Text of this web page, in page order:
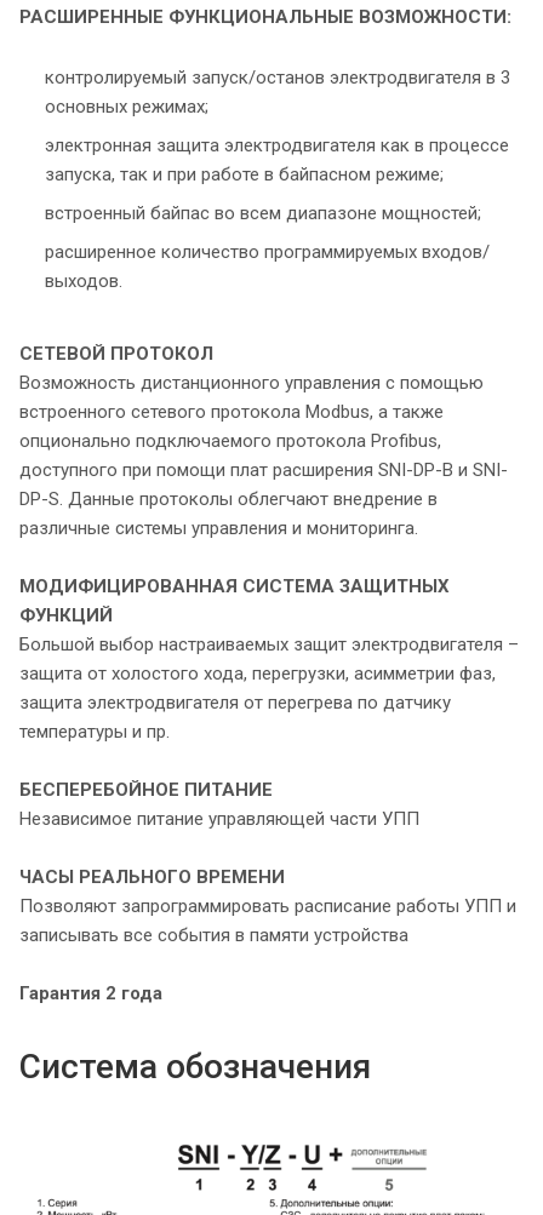
РАСШИРЕННЫЕ ФУНКЦИОНАЛЬНЫЕ ВОЗМОЖНОСТИ:
контролируемый запуск/останов электродвигателя в 3
основных режимах;
электронная защита электродвигателя как в процессе
запуска, так и при работе в байпасном режиме;
встроенный байпас во всем диапазоне мощностей;
расширенное количество программируемых входов/
выходов.
СЕТЕВОЙ ПРОТОКОЛ
Возможность дистанционного управления с помощью
встроенного сетевого протокола Modbus, а также
опционально подключаемого протокола Profibus,
доступного при помощи плат расширения SNI-DP-B и SNI-
DP-S. Данные протоколы облегчают внедрение в
различные системы управления и мониторинга.
МОДИФИЦИРОВАННАЯ СИСТЕМА ЗАЩИТНЫХ
ФУНКЦИЙ
Большой выбор настраиваемых защит электродвигателя –
защита от холостого хода, перегрузки, асимметрии фаз,
защита электродвигателя от перегрева по датчику
температуры и пр.
БЕСПЕРЕБОЙНОЕ ПИТАНИЕ
Независимое питание управляющей части УПП
ЧАСЫ РЕАЛЬНОГО ВРЕМЕНИ
Позволяют запрограммировать расписание работы УПП и
записывать все события в памяти устройства
Гарантия 2 года
Система обозначения